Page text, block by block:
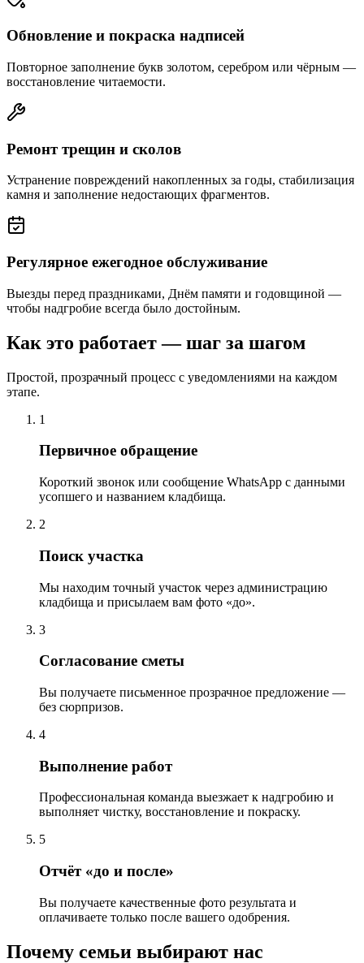
Обновление и покраска надписей
Повторное заполнение букв золотом, серебром или чёрным —
восстановление читаемости.
Ремонт трещин и сколов
Устранение повреждений накопленных за годы, стабилизация
камня и заполнение недостающих фрагментов.
Регулярное ежегодное обслуживание
Выезды перед праздниками, Днём памяти и годовщиной —
чтобы надгробие всегда было достойным.
Как это работает — шаг за шагом
Простой, прозрачный процесс с уведомлениями на каждом
этапе.
1
Первичное обращение
Короткий звонок или сообщение WhatsApp с данными
усопшего и названием кладбища.
2
Поиск участка
Мы находим точный участок через администрацию
кладбища и присылаем вам фото «до».
3
Согласование сметы
Вы получаете письменное прозрачное предложение —
без сюрпризов.
4
Выполнение работ
Профессиональная команда выезжает к надгробию и
выполняет чистку, восстановление и покраску.
5
Отчёт «до и после»
Вы получаете качественные фото результата и
оплачиваете только после вашего одобрения.
Почему семьи выбирают нас